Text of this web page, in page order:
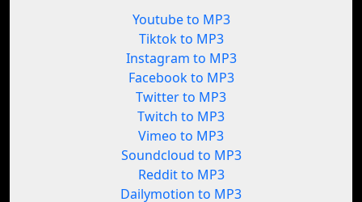
Youtube to MP3
Tiktok to MP3
Instagram to MP3
Facebook to MP3
Twitter to MP3
Twitch to MP3
Vimeo to MP3
Soundcloud to MP3
Reddit to MP3
Dailymotion to MP3